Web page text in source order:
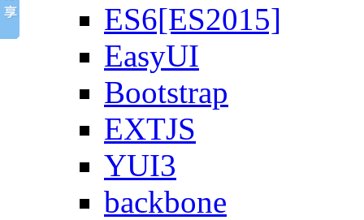
ES6[ES2015]
EasyUI
Bootstrap
EXTJS
YUI3
backbone